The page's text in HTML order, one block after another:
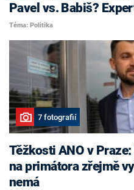
Pavel vs. Babiš?
Téma: Politika
7 fotografií
Těžkosti ANO v
na primátora zřejmě
nemá